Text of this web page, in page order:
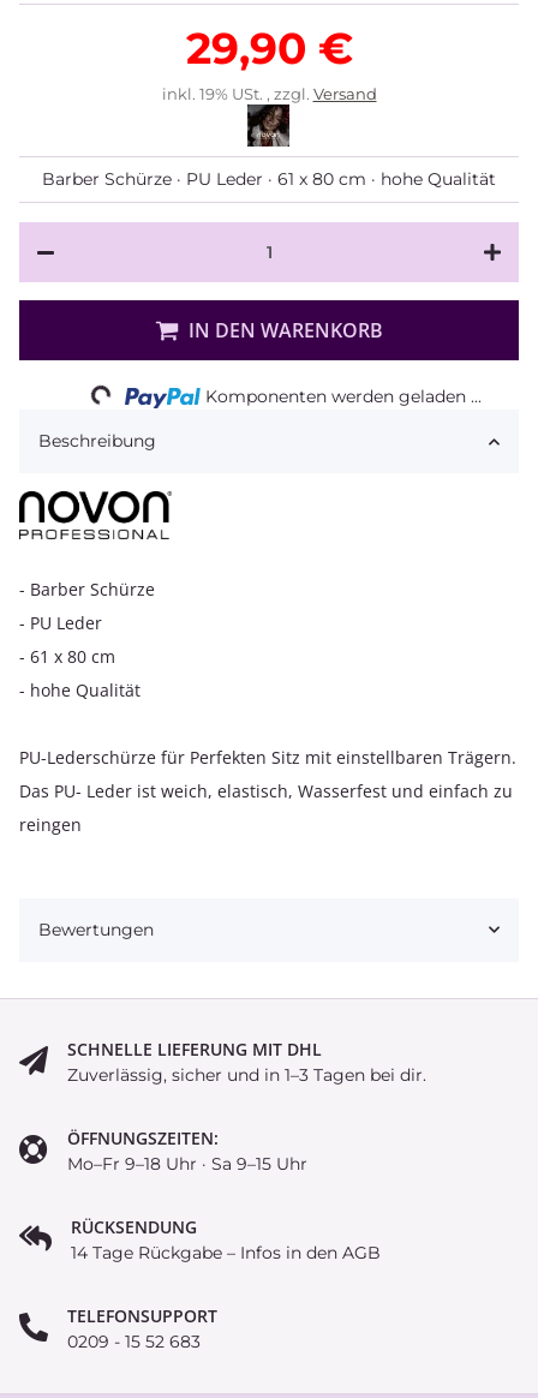
29,90 €
inkl. 19% USt. , zzgl. Versand
Barber Schürze · PU Leder · 61 x 80 cm · hohe Qualität
IN DEN WARENKORB
Loading... Komponenten werden geladen ...
Beschreibung
- Barber Schürze
- PU Leder
- 61 x 80 cm
- hohe Qualität
PU-Lederschürze für Perfekten Sitz mit einstellbaren Trägern.
Das PU- Leder ist weich, elastisch, Wasserfest und einfach zu
reingen
Bewertungen
SCHNELLE LIEFERUNG MIT DHL
Zuverlässig, sicher und in 1–3 Tagen bei dir.
ÖFFNUNGSZEITEN:
Mo–Fr 9–18 Uhr · Sa 9–15 Uhr
RÜCKSENDUNG
14 Tage Rückgabe – Infos in den AGB
TELEFONSUPPORT
0209 - 15 52 683